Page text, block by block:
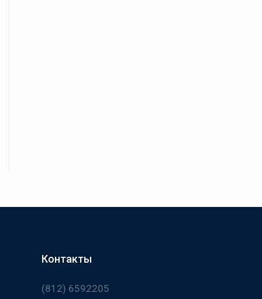
Контакты
(812) 6592205